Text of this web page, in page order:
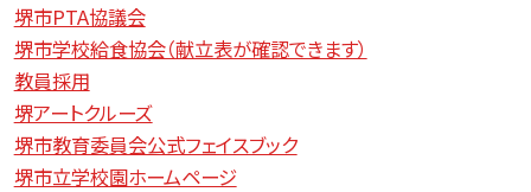
堺市PTA協議会
堺市学校給食協会（献立表が確認できます）
教員採用
堺アートクルーズ
堺市教育委員会公式フェイスブック
堺市立学校園ホームページ